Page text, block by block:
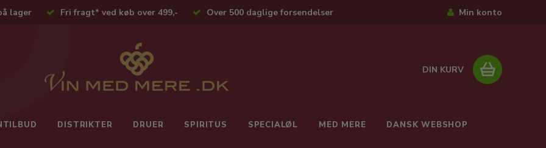
lager Fri fragt* ved køb over 499,- Over 500 daglige forsendelser Min konto
DIN KURV
DISTRIKTER DRUER SPIRITUS SPECIALØL MED MERE DANSK WEBSHOP